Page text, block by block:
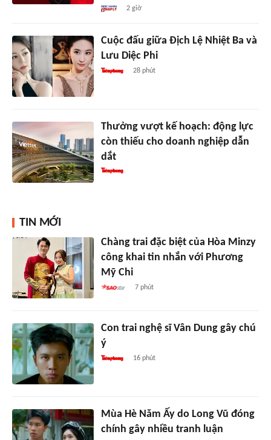
2 giờ
Cuộc đấu giữa Địch Lệ Nhiệt Ba và
Lưu Diệc Phi
28 phút
Thưởng vượt kế hoạch: động lực
còn thiếu cho doanh nghiệp dẫn
dắt
TIN MỚI
Chàng trai đặc biệt của Hòa Minzy
công khai tin nhắn với Phương
Mỹ Chi
7 phút
Con trai nghệ sĩ Vân Dung gây chú
ý
16 phút
Mùa Hè Năm Ấy do Long Vũ đóng
chính gây nhiều tranh luận